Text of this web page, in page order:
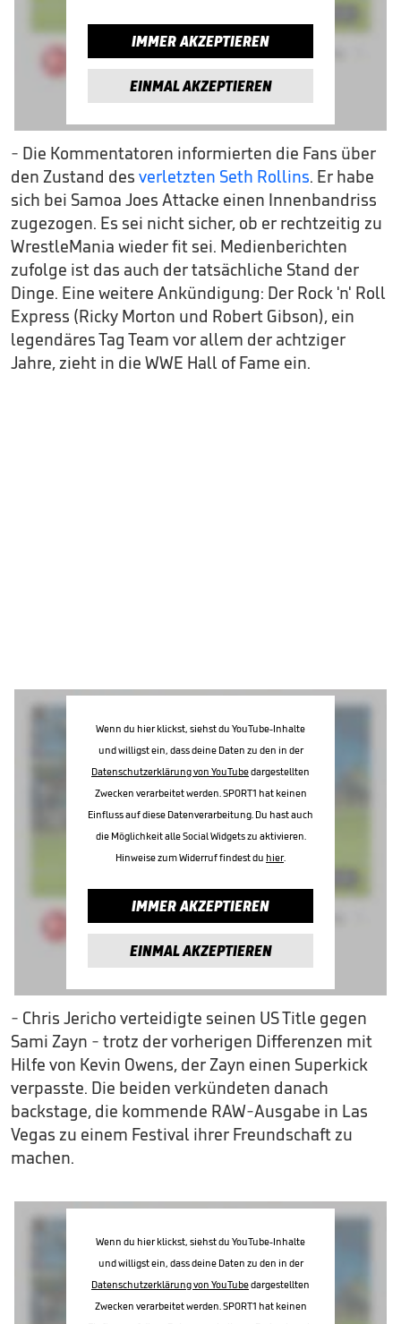
IMMER AKZEPTIEREN
EINMAL AKZEPTIEREN
- Die Kommentatoren informierten die Fans über
den Zustand des verletzten Seth Rollins. Er habe
sich bei Samoa Joes Attacke einen Innenbandriss
zugezogen. Es sei nicht sicher, ob er rechtzeitig zu
WrestleMania wieder fit sei. Medienberichten
zufolge ist das auch der tatsächliche Stand der
Dinge. Eine weitere Ankündigung: Der Rock 'n' Roll
Express (Ricky Morton und Robert Gibson), ein
legendäres Tag Team vor allem der achtziger
Jahre, zieht in die WWE Hall of Fame ein.
Wenn du hier klickst, siehst du YouTube-Inhalte
und willigst ein, dass deine Daten zu den in der
Datenschutzerklärung von YouTubedargestellten
Zwecken verarbeitet werden. SPORT1 hat keinen
Einfluss auf diese Datenverarbeitung. Du hast auch
die Möglichkeit alle Social Widgets zu aktivieren.
Hinweise zum Widerruf findest du hier.
IMMER AKZEPTIEREN
EINMAL AKZEPTIEREN
- Chris Jericho verteidigte seinen US Title gegen
Sami Zayn - trotz der vorherigen Differenzen mit
Hilfe von Kevin Owens, der Zayn einen Superkick
verpasste. Die beiden verkündeten danach
backstage, die kommende RAW-Ausgabe in Las
Vegas zu einem Festival ihrer Freundschaft zu
machen.
Wenn du hier klickst, siehst du YouTube-Inhalte
und willigst ein, dass deine Daten zu den in der
Datenschutzerklärung von YouTubedargestellten
Zwecken verarbeitet werden. SPORT1 hat keinen